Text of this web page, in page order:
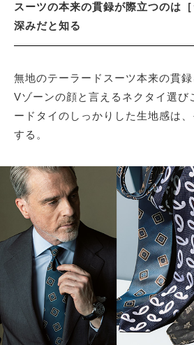
スーツの本来の貫録が際立つのは
深みだと知る
無地のテーラードスーツ本来の貫
Vゾーンの顔と言えるネクタイ選び
ードタイのしっかりした生地感は
する。
MAGAZINE
ABOUT SITE
サイトマップ